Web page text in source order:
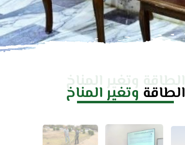
الطاقة وتغير المناخ
الطاقة وتغير المناخ